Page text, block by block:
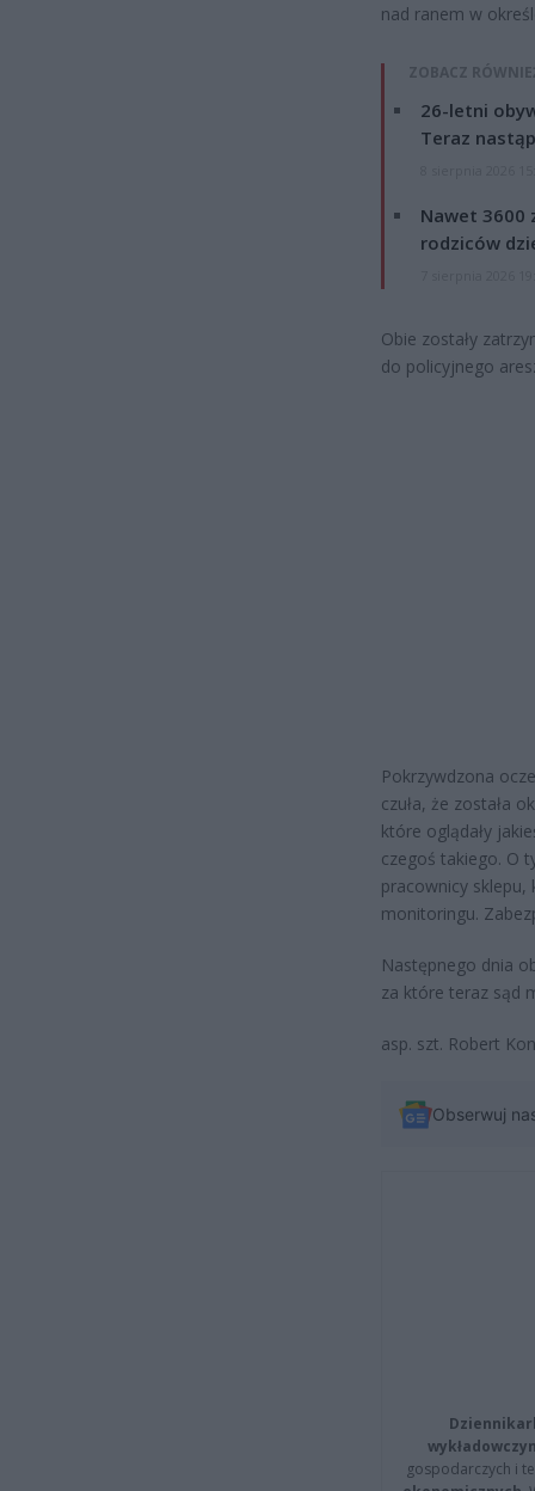
nad ranem w
ZOBACZ
26-letni
Teraz
Nawet 3600
rodziców
Obie zostały
do policyjnego
Pokrzywdzona
czuła, że została
które oglądały
czegoś takiego. O
pracownicy
monitoringu.
Następnego dnia
za które teraz sąd
asp. szt. Robert
Obserwuj
gospodarczych i